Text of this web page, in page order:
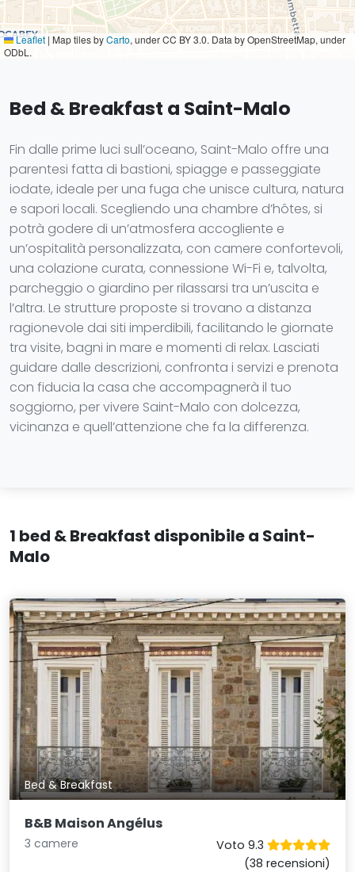
Leaflet | Map tiles byCarto, under CC BY 3.0. Data by OpenStreetMap, under
ODbL.
Bed & Breakfast a Saint-Malo
Fin dalle prime luci sull’oceano, Saint-Malo offre una
parentesi fatta di bastioni, spiagge e passeggiate
iodate, ideale per una fuga che unisce cultura, natura
e sapori locali. Scegliendo una chambre d’hôtes, si
potrà godere di un’atmosfera accogliente e
un’ospitalità personalizzata, con camere confortevoli,
una colazione curata, connessione Wi-Fi e, talvolta,
parcheggio o giardino per rilassarsi tra un’uscita e
l’altra. Le strutture proposte si trovano a distanza
ragionevole dai siti imperdibili, facilitando le giornate
tra visite, bagni in mare e momenti di relax. Lasciati
guidare dalle descrizioni, confronta i servizi e prenota
con fiducia la casa che accompagnerà il tuo
soggiorno, per vivere Saint-Malo con dolcezza,
vicinanza e quell’attenzione che fa la differenza.
1 bed & Breakfast disponibile a Saint-
Malo
Bed & Breakfast
B&B Maison Angélus
3 camere
Voto 9.3
(38 recensioni)